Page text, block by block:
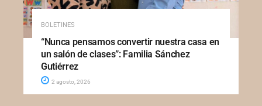
BOLETINES
“Nunca pensamos convertir nuestra casa en
un salón de clases”: Familia Sánchez
Gutiérrez
2 agosto, 2026